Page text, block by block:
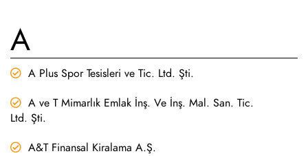
A
A Plus Spor Tesisleri ve Tic. Ltd. Şti.
A ve T Mimarlık Emlak İnş. Ve İnş. Mal. San. Tic.
Ltd. Şti.
A&T Finansal Kiralama A.Ş.